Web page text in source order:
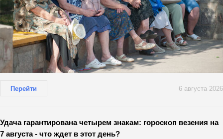
Перейти 6 августа 2026
Удача гарантирована четырем знакам: гороскоп везения на
7 августа - что ждет в этот день?